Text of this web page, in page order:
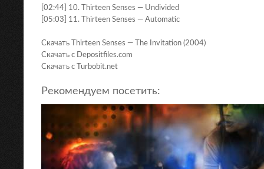
[02:44] 10. Thirteen Senses — Undivided
[05:03] 11. Thirteen Senses — Automatic
Скачать Thirteen Senses — The Invitation (2004)
Скачать с Depositfiles.com
Скачать с Turbobit.net
Рекомендуем посетить: